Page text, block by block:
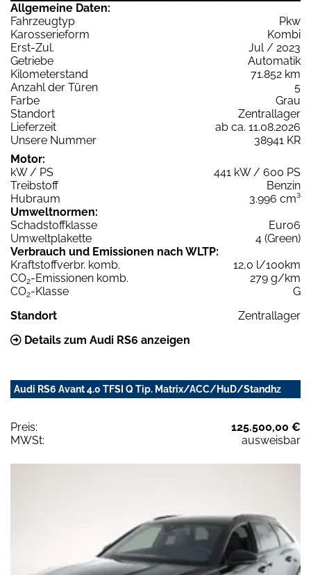
Allgemeine Daten:
Fahrzeugtyp
Pkw
Karosserieform
Kombi
Erst-Zul.
Jul / 2023
Getriebe
Automatik
Kilometerstand
71.852 km
Anzahl der Türen
5
Farbe
Grau
Standort
Zentrallager
Lieferzeit
ab ca. 11.08.2026
Unsere Nummer
38941 KR
Motor:
kW / PS
441 kW / 600 PS
Treibstoff
Benzin
Hubraum
3.996 cm³
Umweltnormen:
Schadstoffklasse
Euro6
Umweltplakette
4 (Green)
Verbrauch und Emissionen nach WLTP:
Kraftstoffverbr. komb.
12,0 l/100km
CO2-Emissionen komb.
279 g/km
CO2-Klasse
G
Standort
Zentrallager
Details zum Audi RS6 anzeigen
Audi RS6 Avant 4.0 TFSI Q Tip. Matrix/ACC/HuD/Standhz
Preis:
125.500,00 €
MWSt:
ausweisbar